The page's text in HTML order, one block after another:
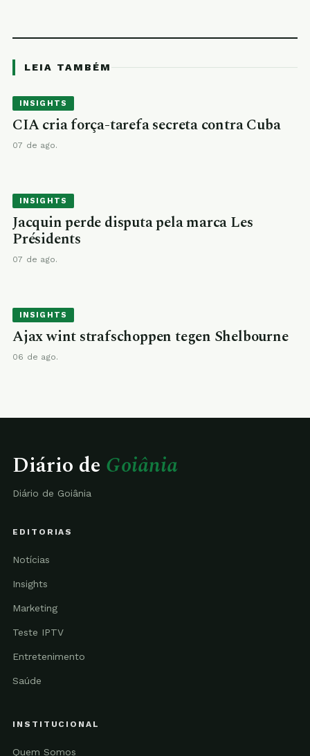
LEIA TAMBÉM
INSIGHTS
CIA cria força-tarefa secreta contra Cuba
07 de ago.
INSIGHTS
Jacquin perde disputa pela marca Les
Présidents
07 de ago.
INSIGHTS
Ajax wint strafschoppen tegen Shelbourne
06 de ago.
Diário de Goiânia
Diário de Goiânia
EDITORIAS
Notícias
Insights
Marketing
Teste IPTV
Entretenimento
Saúde
INSTITUCIONAL
Quem Somos